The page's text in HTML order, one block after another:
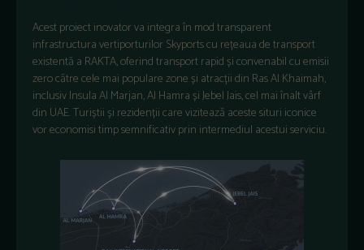
Acest proiect inovator va integra în mod transparent
infrastructura vertiporturilor Skyports cu rețeaua de transport
existentă a RAKTA, oferind transport rapid și convenabil cu emisii
zero către cele mai populare zone și atracții din Ras Al Khaimah,
inclusiv Insula Al Marjan, Al Hamra și Jebel Jais, cel mai înalt vârf
din UAE. Turiștii și rezidenții care vizitează aceste situri iconice
vor economisi timp semnificativ prin intermediul acestui serviciu.